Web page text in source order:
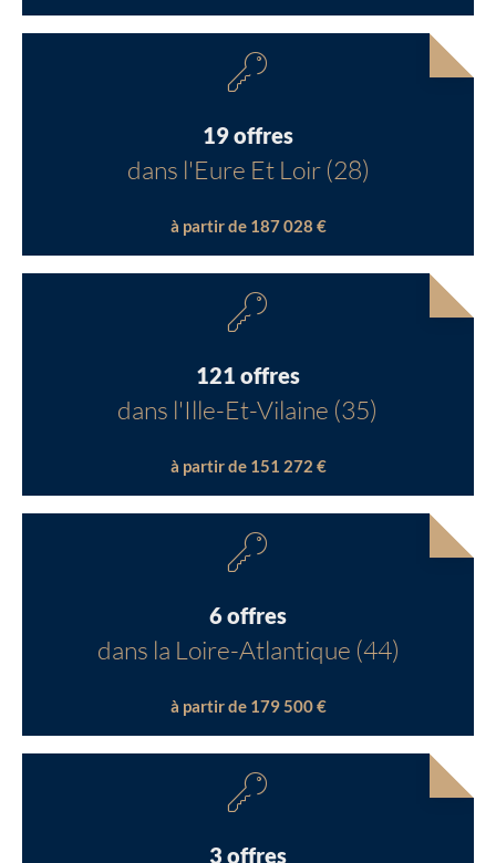
19 offres
dans l'Eure Et Loir (28)
à partir de 187 028 €
121 offres
dans l'Ille-Et-Vilaine (35)
à partir de 151 272 €
6 offres
dans la Loire-Atlantique (44)
à partir de 179 500 €
3 offres